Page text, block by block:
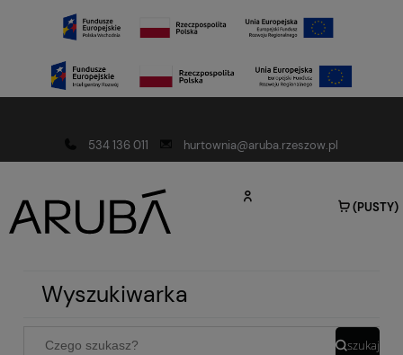
534 136 011
hurtownia@aruba.rzeszow.pl
(PUSTY)
Wyszukiwarka
szukaj